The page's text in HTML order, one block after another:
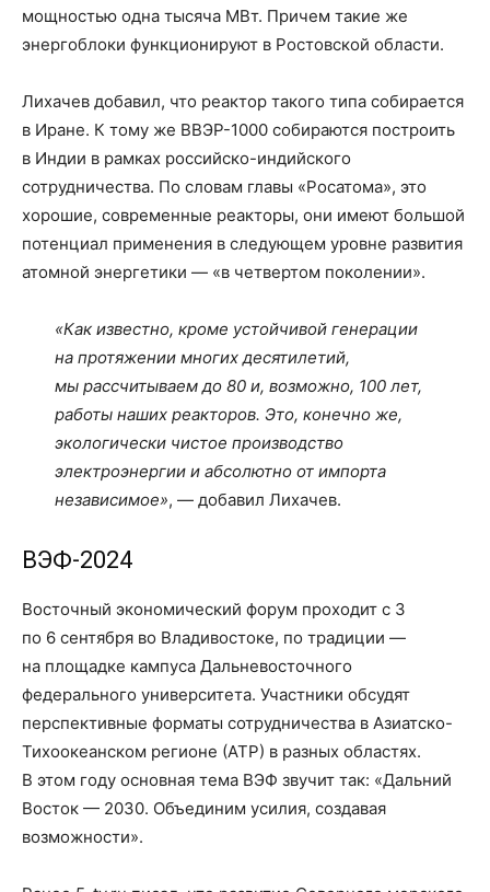
мощностью одна тысяча МВт. Причем такие же
энергоблоки функционируют в Ростовской области.
Лихачев добавил, что реактор такого типа собирается
в Иране. К тому же ВВЭР-1000 собираются построить
в Индии в рамках российско-индийского
сотрудничества. По словам главы «Росатома», это
хорошие, современные реакторы, они имеют большой
потенциал применения в следующем уровне развития
атомной энергетики — «в четвертом поколении».
«Как известно, кроме устойчивой генерации
на протяжении многих десятилетий,
мы рассчитываем до 80 и, возможно, 100 лет,
работы наших реакторов. Это, конечно же,
экологически чистое производство
электроэнергии и абсолютно от импорта
независимое», — добавил Лихачев.
ВЭФ-2024
Восточный экономический форум проходит с 3
по 6 сентября во Владивостоке, по традиции —
на площадке кампуса Дальневосточного
федерального университета. Участники обсудят
перспективные форматы сотрудничества в Азиатско-
Тихоокеанском регионе (АТР) в разных областях.
В этом году основная тема ВЭФ звучит так: «Дальний
Восток — 2030. Объединим усилия, создавая
возможности».